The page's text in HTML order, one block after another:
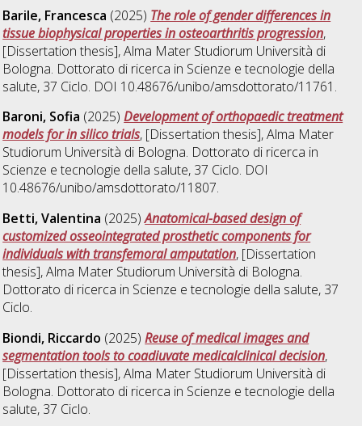
Barile, Francesca (2025) The role of gender differences in
tissue biophysical properties in osteoarthritis progression,
[Dissertation thesis], Alma Mater Studiorum Università di
Bologna. Dottorato di ricerca in Scienze e tecnologie della
salute, 37 Ciclo. DOI 10.48676/unibo/amsdottorato/11761.
Baroni, Sofia (2025)Development of orthopaedic treatment
models for in silico trials, [Dissertation thesis], Alma Mater
Studiorum Università di Bologna. Dottorato di ricerca in
Scienze e tecnologie della salute, 37 Ciclo. DOI
10.48676/unibo/amsdottorato/11807.
Betti, Valentina (2025)Anatomical-based design of
customized osseointegrated prosthetic components for
individuals with transfemoral amputation, [Dissertation
thesis], Alma Mater Studiorum Università di Bologna.
Dottorato di ricerca in Scienze e tecnologie della salute, 37
Ciclo.
Biondi, Riccardo (2025)Reuse of medical images and
segmentation tools to coadiuvate medicalclinical decision,
[Dissertation thesis], Alma Mater Studiorum Università di
Bologna. Dottorato di ricerca in Scienze e tecnologie della
salute, 37 Ciclo.